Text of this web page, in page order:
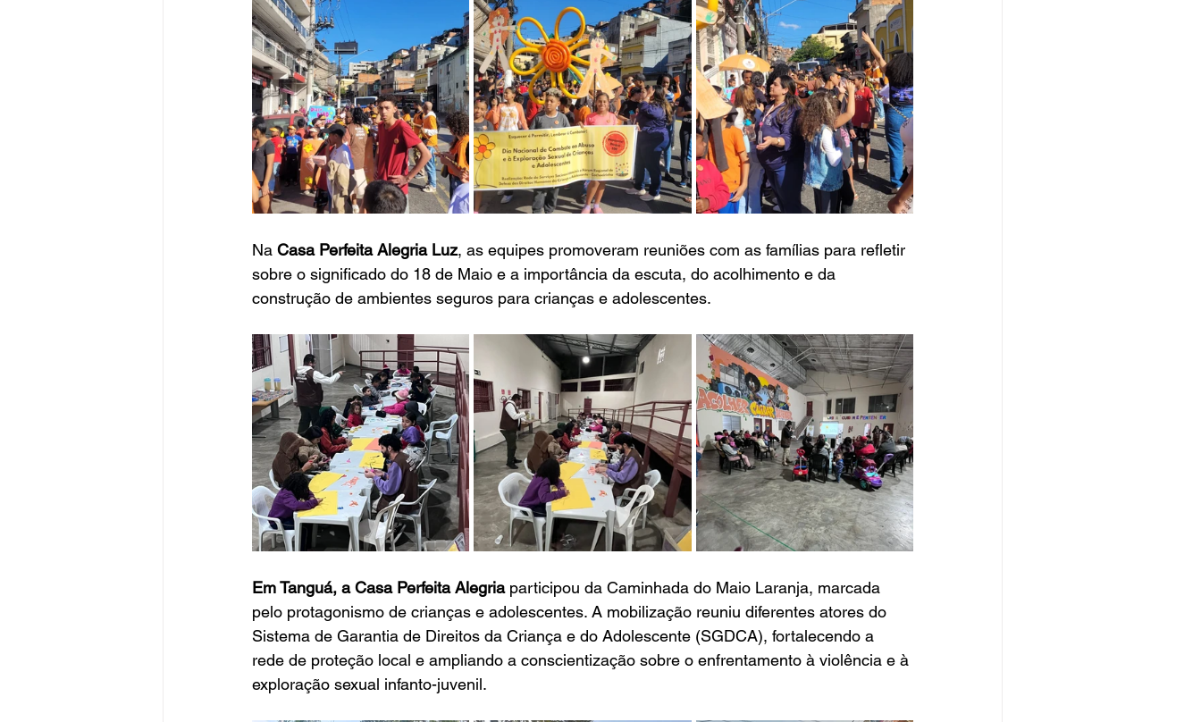
Na Casa Perfeita Alegria Luz, as equipes promoveram reuniões com as famílias para refletir
sobre o significado do 18 de Maio e a importância da escuta, do acolhimento e da
construção de ambientes seguros para crianças e adolescentes.
Em Tanguá, a Casa Perfeita Alegria participou da Caminhada do Maio Laranja, marcada
pelo protagonismo de crianças e adolescentes. A mobilização reuniu diferentes atores do
Sistema de Garantia de Direitos da Criança e do Adolescente (SGDCA), fortalecendo a
rede de proteção local e ampliando a conscientização sobre o enfrentamento à violência e à
exploração sexual infanto-juvenil.